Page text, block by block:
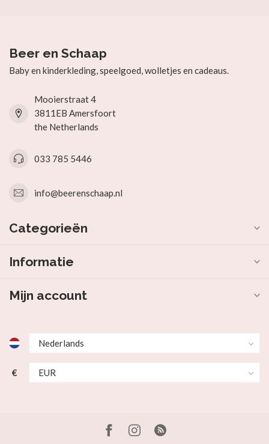
Beer en Schaap
Baby en kinderkleding, speelgoed, wolletjes en cadeaus.
Mooierstraat 4
3811EB Amersfoort
the Netherlands
033 785 5446
info@beerenschaap.nl
Categorieën
Informatie
Mijn account
€